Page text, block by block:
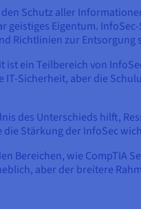
Schutz aller
Eigentum.
Richtlinien zur
ein Teilbereich von
IT-Sicherheit, aber die
des Unterschieds hilft,
Stärkung der InfoSec
Bereichen, wie CompTIA
aber der breitere